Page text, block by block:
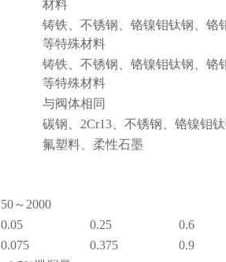
材料
铸铁、不锈钢、铬镍钼钛钢、铬
等特殊材料
铸铁、不锈钢、铬镍钼钛钢、铬
等特殊材料
与阀体相同
碳钢、2Cr13、不锈钢、铬镍钼
氟塑料、柔性石墨
50～2000
0.05 0.25
0.6
0.075 0.375
0.9